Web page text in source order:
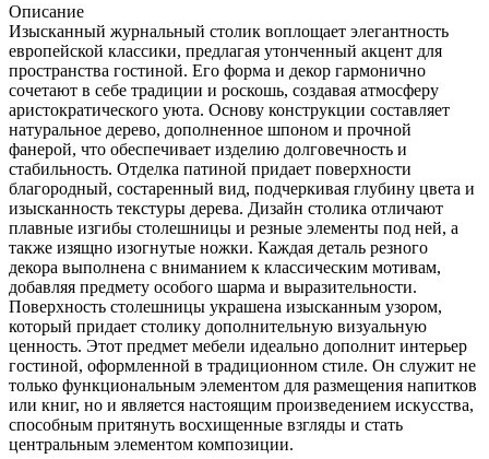
Описание
Изысканный журнальный столик воплощает элегантность
европейской классики, предлагая утонченный акцент для
пространства гостиной. Его форма и декор гармонично
сочетают в себе традиции и роскошь, создавая атмосферу
аристократического уюта. Основу конструкции составляет
натуральное дерево, дополненное шпоном и прочной
фанерой, что обеспечивает изделию долговечность и
стабильность. Отделка патиной придает поверхности
благородный, состаренный вид, подчеркивая глубину цвета и
изысканность текстуры дерева. Дизайн столика отличают
плавные изгибы столешницы и резные элементы под ней, а
также изящно изогнутые ножки. Каждая деталь резного
декора выполнена с вниманием к классическим мотивам,
добавляя предмету особого шарма и выразительности.
Поверхность столешницы украшена изысканным узором,
который придает столику дополнительную визуальную
ценность. Этот предмет мебели идеально дополнит интерьер
гостиной, оформленной в традиционном стиле. Он служит не
только функциональным элементом для размещения напитков
или книг, но и является настоящим произведением искусства,
способным притянуть восхищенные взгляды и стать
центральным элементом композиции.